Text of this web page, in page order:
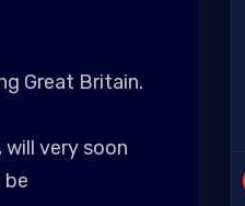
Great Britain.
very soon
be